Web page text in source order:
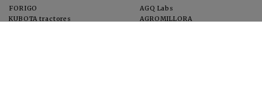
FORIGO
KUBOTA tractores
AGQ Labs
AGROMILLORA